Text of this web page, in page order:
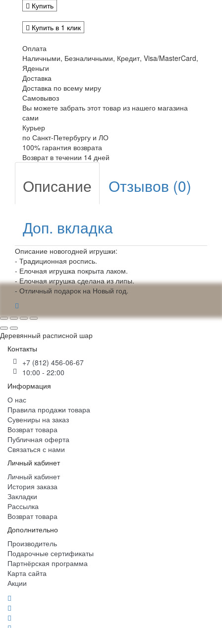
Купить
Купить в 1 клик
Оплата
Наличными, Безналичными, Кредит, Visa/MasterCard,
Яденьги
Доставка
Доставка по всему миру
Самовывоз
Вы можете забрать этот товар из нашего магазина
сами
Курьер
по Санкт-Петербургу и ЛО
100% гарантия возврата
Возврат в течении 14 дней
Описание
Отзывов (0)
Доп. вкладка
Описание новогодней игрушки:
- Традиционная роспись.
- Елочная игрушка покрыта лаком.
- Елочная игрушка сделана из липы.
- Отличный подарок на Новый год.
Деревянный расписной шар
Контакты
+7 (812) 456-06-67
10:00 - 22:00
Информация
О нас
Правила продажи товара
Сувениры на заказ
Возврат товара
Публичная оферта
Связаться с нами
Личный кабинет
Личный кабинет
История заказа
Закладки
Рассылка
Возврат товара
Дополнительно
Производитель
Подарочные сертификаты
Партнёрская программа
Карта сайта
Акции